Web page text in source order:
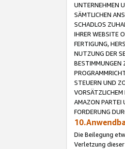
UNTERNEHMEN
SÄMTLICHEN
SCHADLOS
IHRER WEBSITE
FERTIGUNG,
NUTZUNG DER
BESTIMMUNGEN
STEUERN UND
VORSÄTZLICHEM
AMAZON PARTEI
FORDERUNG
Die Beilegung
Verletzung